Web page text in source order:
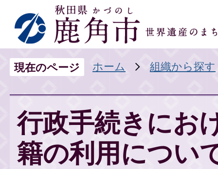
現在のページ ホーム 組織から探す
行政手続きにお
籍の利用につい